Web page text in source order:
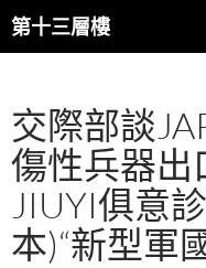
跳
至
內
容
第十三層樓
搜
尋
交際部談
傷性兵器出
JIUYI俱意
本)“新型軍